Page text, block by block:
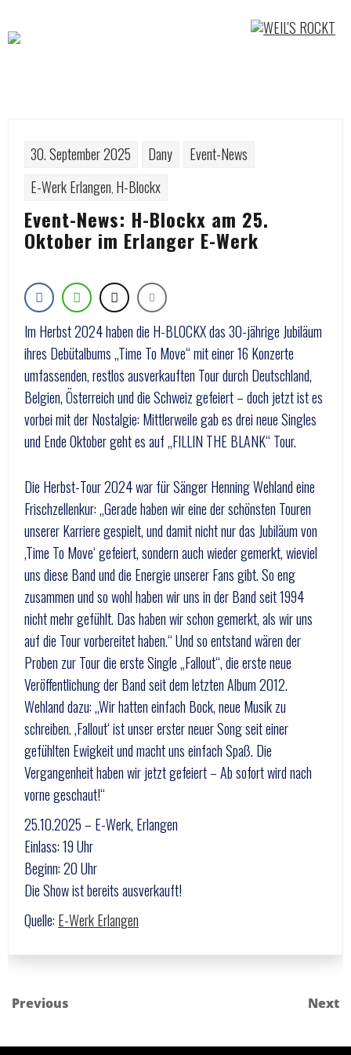
content
30. September 2025 Dany
Event-News
E-Werk Erlangen, H-Blockx
Event-News: H-Blockx am 25.
Oktober im Erlanger E-Werk
Im Herbst 2024 haben die H-BLOCKX das 30-jährige Jubiläum
ihres Debütalbums „Time To Move“ mit einer 16 Konzerte
umfassenden, restlos ausverkauften Tour durch Deutschland,
Belgien, Österreich und die Schweiz gefeiert – doch jetzt ist es
vorbei mit der Nostalgie: Mittlerweile gab es drei neue Singles
und Ende Oktober geht es auf „FILLIN THE BLANK“ Tour.
Die Herbst-Tour 2024 war für Sänger Henning Wehland eine
Frischzellenkur: „Gerade haben wir eine der schönsten Touren
unserer Karriere gespielt, und damit nicht nur das Jubiläum von
‚Time To Move‘ gefeiert, sondern auch wieder gemerkt, wieviel
uns diese Band und die Energie unserer Fans gibt. So eng
zusammen und so wohl haben wir uns in der Band seit 1994
nicht mehr gefühlt. Das haben wir schon gemerkt, als wir uns
auf die Tour vorbereitet haben.“ Und so entstand wären der
Proben zur Tour die erste Single „Fallout“, die erste neue
Veröffentlichung der Band seit dem letzten Album 2012.
Wehland dazu: „Wir hatten einfach Bock, neue Musik zu
schreiben. ‚Fallout‘ ist unser erster neuer Song seit einer
gefühlten Ewigkeit und macht uns einfach Spaß. Die
Vergangenheit haben wir jetzt gefeiert – Ab sofort wird nach
vorne geschaut!“
25.10.2025 – E-Werk, Erlangen
Einlass: 19 Uhr
Beginn: 20 Uhr
Die Show ist bereits ausverkauft!
Quelle: E-Werk Erlangen
Previous Next